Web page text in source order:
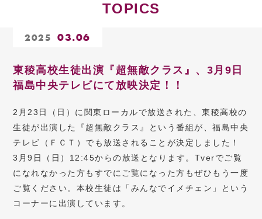
TOPICS
2025 03.06
東稜高校生徒出演『超無敵クラス』、3月9日
福島中央テレビにて放映決定！！
2月23日（日）に関東ローカルで放送された、東稜高校の
生徒が出演した『超無敵クラス』という番組が、福島中央
テレビ（ＦＣＴ）でも放送されることが決定しました！
3月9日（日）12:45からの放送となります。Tverでご覧
になれなかった方もすでにご覧になった方もぜひもう一度
ご覧ください。本校生徒は「みんなでイメチェン」という
コーナーに出演しています。